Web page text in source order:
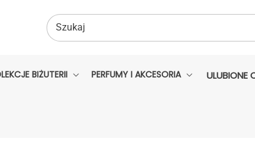
Szukaj
BIŻUTERII PERFUMY I AKCESORIA ULUBIONE